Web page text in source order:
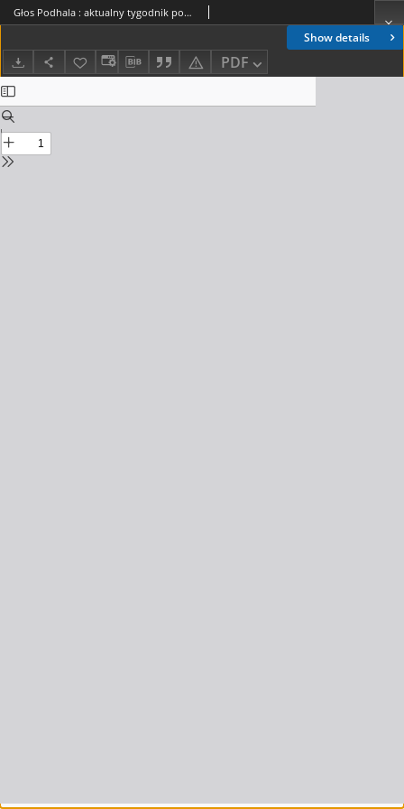
Show details
PDF
Głos Podhala : aktualny tygodnik powiatów : gorlickiego, grybowskiego, limanowskiego, makowskiego, nowosądeckiego, nowotarskiego i żywieckiego. 1930, R.2, nr 46